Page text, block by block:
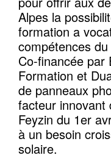
Alpes la
formation a
compétences
Co-financée par
Formation et
de panneaux
facteur
Feyzin du 1er
à un besoin
solaire.